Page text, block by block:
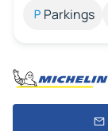
Parkings